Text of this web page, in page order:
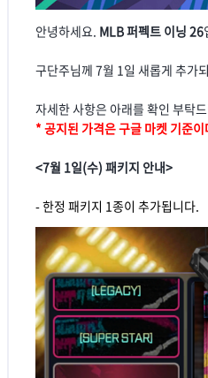
안녕하세요. MLB 퍼펙트 이닝 26
구단주님께 7월 1일 새롭게 추가
자세한 사항은 아래를 확인 부탁
* 공지된 가격은 구글 마켓 기준
<7월 1일(수) 패키지 안내>
- 한정 패키지 1종이 추가됩니다.